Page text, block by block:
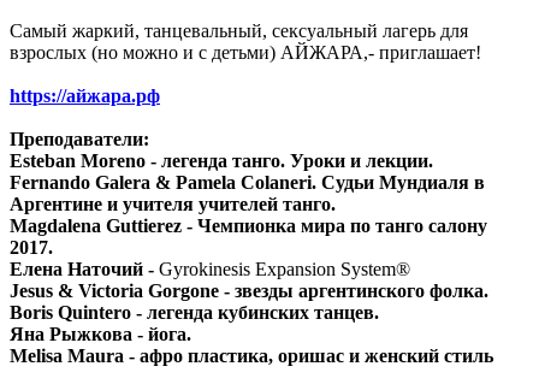
Самый жаркий, танцевальный, сексуальный лагерь для
взрослых (но можно и с детьми) АЙЖАРА,- приглашает!
https://айжара.рф
Преподаватели:
Esteban Moreno - легенда танго. Уроки и лекции.
Fernando Galera & Pamela Colaneri. Судьи Мундиаля в
Аргентине и учителя учителей танго.
Magdalena Guttierez - Чемпионка мира по танго салону
2017.
Елена Наточий - Gyrokinesis Expansion System®
Jesus & Victoria Gorgone - звезды аргентинского фолка.
Boris Quintero - легенда кубинских танцев.
Яна Рыжкова - йога.
Melisa Maura - афро пластика, оришас и женский стиль